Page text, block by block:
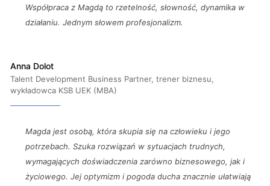
Współpraca z Magdą to rzetelność, słowność, dynamika w
działaniu. Jednym słowem profesjonalizm.
Anna Dolot
Talent Development Business Partner, trener biznesu,
wykładowca KSB UEK (MBA)
Magda jest osobą, która skupia się na człowieku i jego
potrzebach. Szuka rozwiązań w sytuacjach trudnych,
wymagających doświadczenia zarówno biznesowego, jak i
życiowego. Jej optymizm i pogoda ducha znacznie ułatwiają